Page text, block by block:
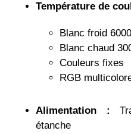
Température de
Blanc froid
Blanc chaud
Couleurs fixes
RGB
Alimentation :
étanche